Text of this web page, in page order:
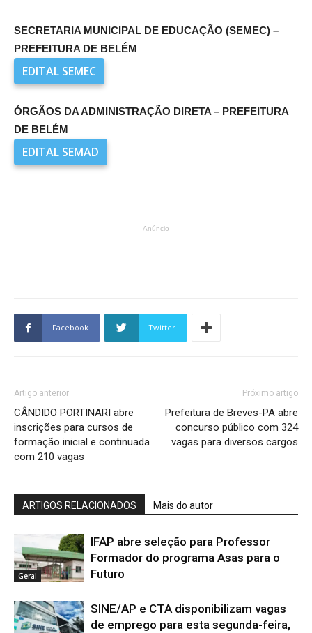
SECRETARIA MUNICIPAL DE EDUCAÇÃO (SEMEC) –
PREFEITURA DE BELÉM
EDITAL SEMEC
ÓRGÃOS DA ADMINISTRAÇÃO DIRETA – PREFEITURA
DE BELÉM
EDITAL SEMAD
Anúncio
Facebook Twitter
Artigo anterior
CÂNDIDO PORTINARI abre
inscrições para cursos de
formação inicial e continuada
com 210 vagas
Próximo artigo
Prefeitura de Breves-PA abre
concurso público com 324
vagas para diversos cargos
ARTIGOS RELACIONADOS Mais do autor
Geral
IFAP abre seleção para Professor
Formador do programa Asas para o
Futuro
SINE/AP e CTA disponibilizam vagas
de emprego para esta segunda-feira,